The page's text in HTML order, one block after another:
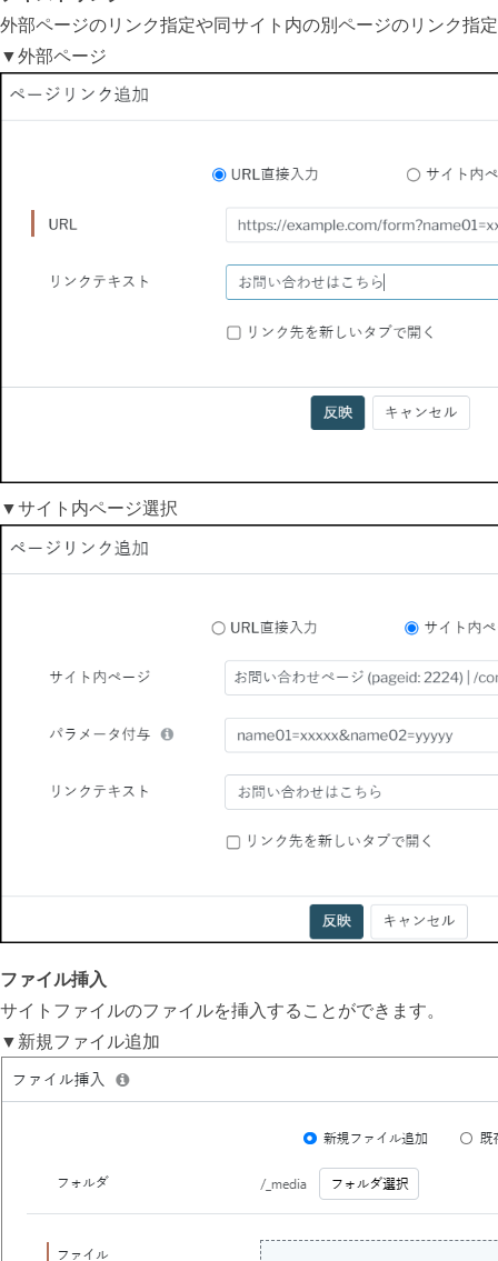
外部ページのリンク指定や同サイト内の別ページのリンク指
▼外部ページ
▼サイト内ページ選択
ファイル挿入
サイトファイルのファイルを挿入することができます。
▼新規ファイル追加